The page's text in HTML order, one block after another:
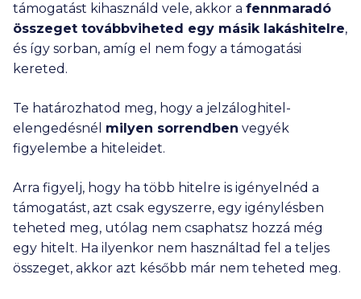
támogatást kihasználd vele, akkor a fennmaradó
összeget továbbviheted egy másik lakáshitelre,
és így sorban, amíg el nem fogy a támogatási
kereted.
Te határozhatod meg, hogy a jelzáloghitel-
elengedésnél milyen sorrendben vegyék
figyelembe a hiteleidet.
Arra figyelj, hogy ha több hitelre is igényelnéd a
támogatást, azt csak egyszerre, egy igénylésben
teheted meg, utólag nem csaphatsz hozzá még
egy hitelt. Ha ilyenkor nem használtad fel a teljes
összeget, akkor azt később már nem teheted meg.